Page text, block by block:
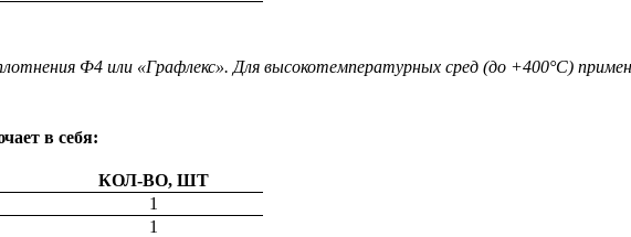
Ф4 или «Графлекс». Для высокотемпературных сред (до +400°С)
в себя:
КОЛ-ВО, ШТ
1
1